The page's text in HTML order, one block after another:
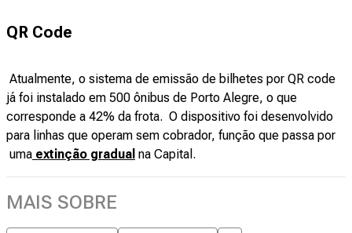
QR Code
Atualmente, o sistema de emissão de bilhetes por QR code
já foi instalado em 500 ônibus de Porto Alegre, o que
corresponde a 42% da frota. O dispositivo foi desenvolvido
para linhas que operam sem cobrador, função que passa por
uma extinção gradual na Capital.
MAIS SOBRE